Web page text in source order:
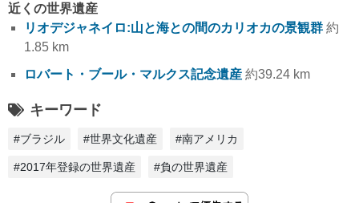
近くの世界遺産
リオデジャネイロ:山と海との間のカリオカの景観群 約
1.85 km
ロバート・ブール・マルクス記念遺産 約39.24 km
キーワード
#ブラジル #世界文化遺産 #南アメリカ
#2017年登録の世界遺産 #負の世界遺産